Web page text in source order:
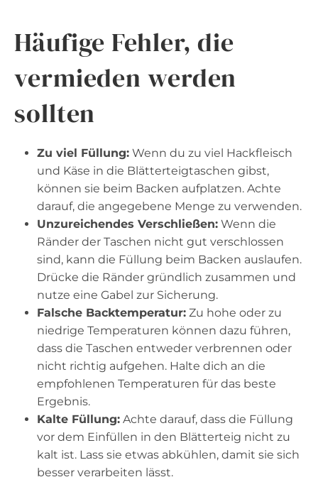
Häufige Fehler, die
vermieden werden
sollten
Zu viel Füllung: Wenn du zu viel Hackfleisch
und Käse in die Blätterteigtaschen gibst,
können sie beim Backen aufplatzen. Achte
darauf, die angegebene Menge zu verwenden.
Unzureichendes Verschließen: Wenn die
Ränder der Taschen nicht gut verschlossen
sind, kann die Füllung beim Backen auslaufen.
Drücke die Ränder gründlich zusammen und
nutze eine Gabel zur Sicherung.
Falsche Backtemperatur: Zu hohe oder zu
niedrige Temperaturen können dazu führen,
dass die Taschen entweder verbrennen oder
nicht richtig aufgehen. Halte dich an die
empfohlenen Temperaturen für das beste
Ergebnis.
Kalte Füllung: Achte darauf, dass die Füllung
vor dem Einfüllen in den Blätterteig nicht zu
kalt ist. Lass sie etwas abkühlen, damit sie sich
besser verarbeiten lässt.